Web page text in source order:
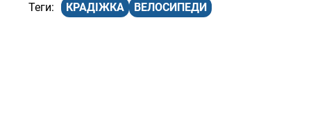
КРАДІЖКА ВЕЛОСИПЕДИ